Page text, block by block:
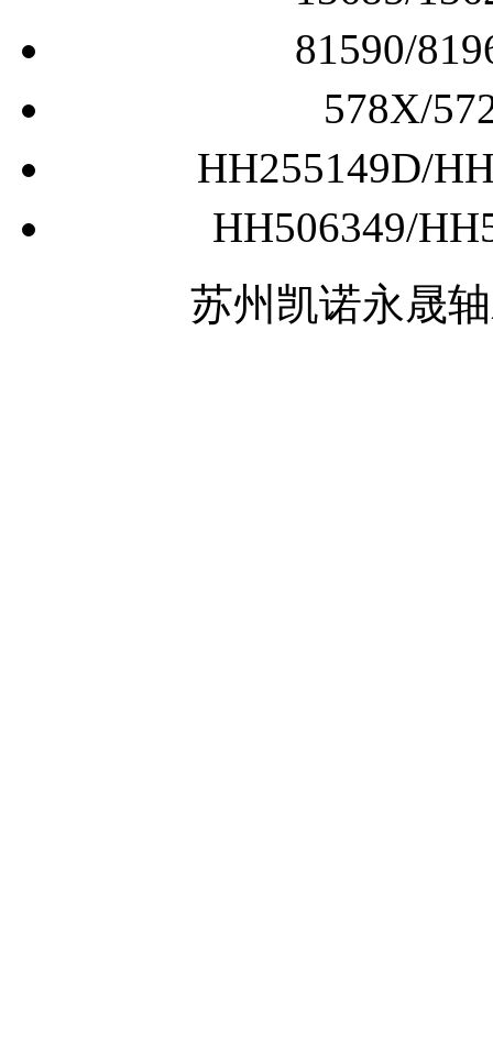
81590/
578X/
HH255149D/
HH506349/
苏州凯诺永晟